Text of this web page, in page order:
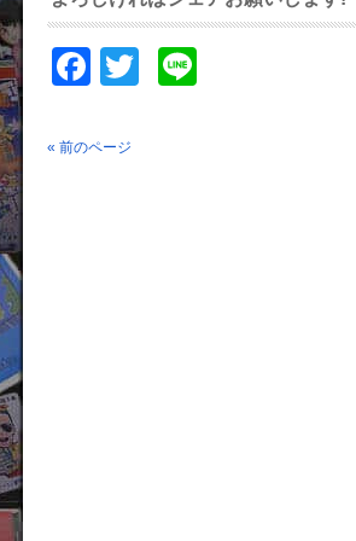
Facebook
Twitter
« 前のページ